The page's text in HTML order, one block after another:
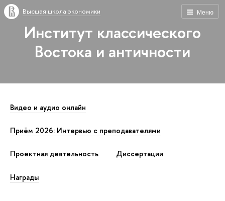
Меню
Высшая школа экономики
Институт классического
Востока и античности
Видео и аудио онлайн
Приём 2026: Интервью с преподавателями
Проектная деятельность Диссертации
Награды